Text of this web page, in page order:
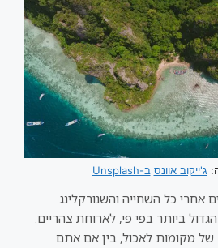
ג'ייקוב אוונס ב-Unsplash
כל השחייה והשנורקלינג
ביותר בפי פי, לארוחת צהריים.
של מקומות לאכול, בין אם אתם